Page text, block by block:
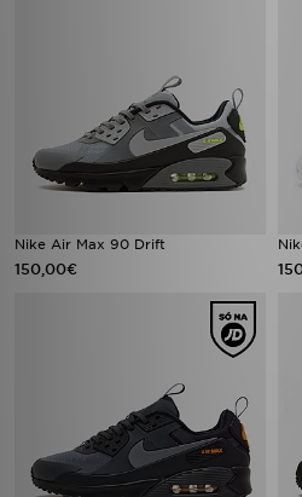
Nike Air Max 90 Drift
150,00€